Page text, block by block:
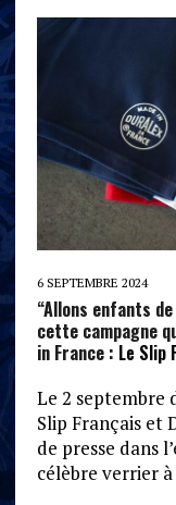
6 SEPTEMBRE 2024
“Allons enfants
cette campagne
in France : Le Slip
Le 2 septembre
Slip Français et
de presse dans
célèbre verrier